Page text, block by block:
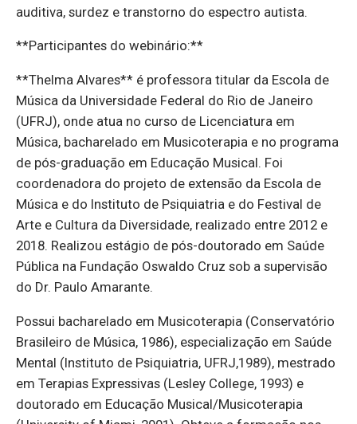
auditiva, surdez e transtorno do espectro autista.
**Participantes do webinário:**
**Thelma Alvares** é professora titular da Escola de
Música da Universidade Federal do Rio de Janeiro
(UFRJ), onde atua no curso de Licenciatura em
Música, bacharelado em Musicoterapia e no programa
de pós-graduação em Educação Musical. Foi
coordenadora do projeto de extensão da Escola de
Música e do Instituto de Psiquiatria e do Festival de
Arte e Cultura da Diversidade, realizado entre 2012 e
2018. Realizou estágio de pós-doutorado em Saúde
Pública na Fundação Oswaldo Cruz sob a supervisão
do Dr. Paulo Amarante.
Possui bacharelado em Musicoterapia (Conservatório
Brasileiro de Música, 1986), especialização em Saúde
Mental (Instituto de Psiquiatria, UFRJ,1989), mestrado
em Terapias Expressivas (Lesley College, 1993) e
doutorado em Educação Musical/Musicoterapia